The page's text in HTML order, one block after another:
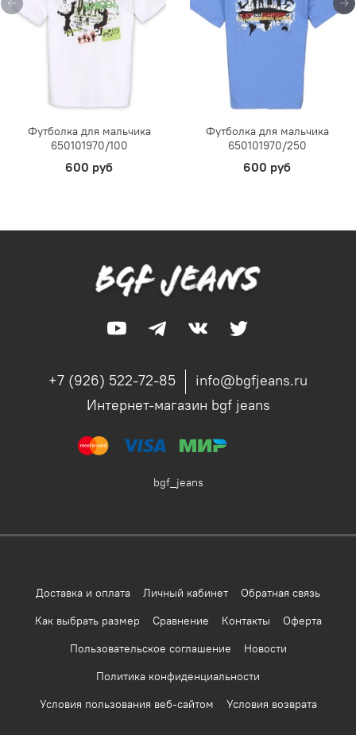
Футболка для мальчика
650101970/100
600 руб
Футболка для мальчика
650101970/250
600 руб
+7 (926) 522-72-85
info@bgfjeans.ru
Интернет-магазин bgf jeans
bgf_jeans
Доставка и оплата Личный кабинет
Обратная связь
Как выбрать размер
Сравнение Контакты
Оферта
Пользовательское соглашение
Новости
Политика конфиденциальности
Условия пользования веб-сайтом
Условия возврата